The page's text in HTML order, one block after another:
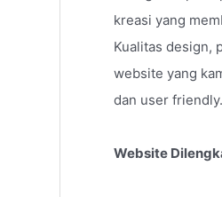
kreasi yang
Kualitas design,
website yang
dan user friendly.
Website